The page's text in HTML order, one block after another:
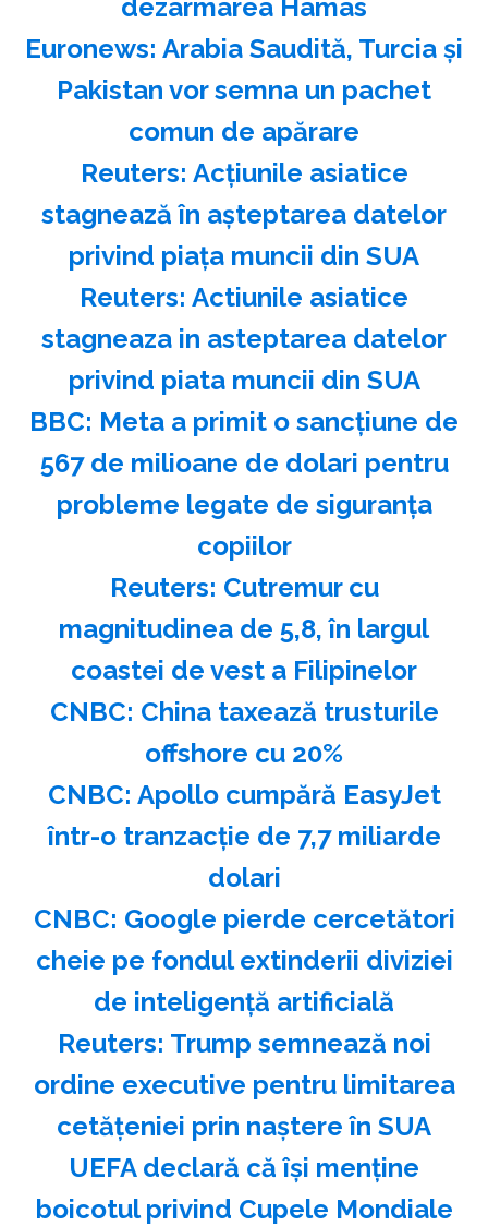
dezarmarea Hamas
Euronews: Arabia Saudită, Turcia şi
Pakistan vor semna un pachet
comun de apărare
Reuters: Acţiunile asiatice
stagnează în aşteptarea datelor
privind piaţa muncii din SUA
Reuters: Actiunile asiatice
stagneaza in asteptarea datelor
privind piata muncii din SUA
BBC: Meta a primit o sancţiune de
567 de milioane de dolari pentru
probleme legate de siguranţa
copiilor
Reuters: Cutremur cu
magnitudinea de 5,8, în largul
coastei de vest a Filipinelor
CNBC: China taxează trusturile
offshore cu 20%
CNBC: Apollo cumpără EasyJet
într-o tranzacţie de 7,7 miliarde
dolari
CNBC: Google pierde cercetători
cheie pe fondul extinderii diviziei
de inteligenţă artificială
Reuters: Trump semnează noi
ordine executive pentru limitarea
cetăţeniei prin naştere în SUA
UEFA declară că îşi menţine
boicotul privind Cupele Mondiale